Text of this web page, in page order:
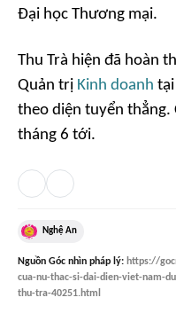
Đại học Thương mại.
Thu Trà hiện đã hoàn
Quản trị Kinh doanh
theo diện tuyển thẳng.
tháng 6 tới.
Nghệ An
Nguồn Góc nhìn pháp lý: https://
cua-nu-thac-si-dai-dien-viet-nam-
thu-tra-40251.html